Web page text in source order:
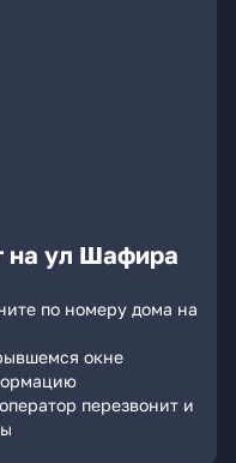
на ул Шафира
по номеру дома на
окне
перезвонит и